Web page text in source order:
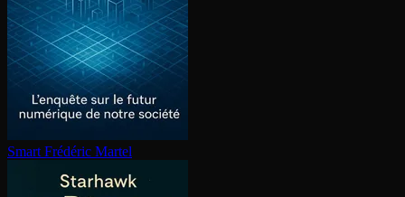
Smart Frédéric Martel